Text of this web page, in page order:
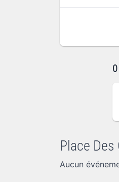
Place
Aucun